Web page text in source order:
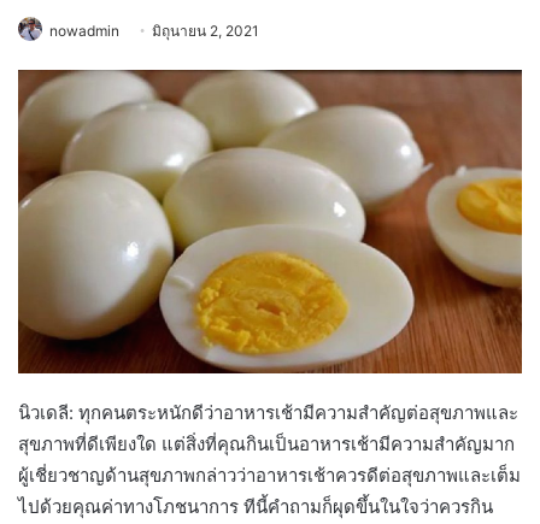
nowadmin มิถุนายน 2, 2021
นิวเดลี: ทุกคนตระหนักดีว่าอาหารเช้ามีความสำคัญต่อสุขภาพและ
สุขภาพที่ดีเพียงใด แต่สิ่งที่คุณกินเป็นอาหารเช้ามีความสำคัญมาก
ผู้เชี่ยวชาญด้านสุขภาพกล่าวว่าอาหารเช้าควรดีต่อสุขภาพและเต็ม
ไปด้วยคุณค่าทางโภชนาการ ทีนี้คำถามก็ผุดขึ้นในใจว่าควรกิน